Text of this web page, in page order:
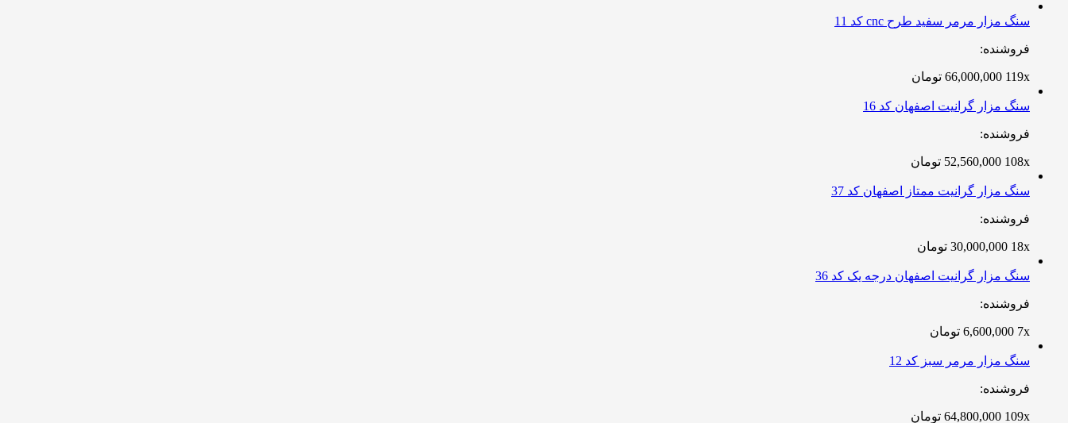
سنگ مزار مرمر سفید طرح cnc کد 11
فروشنده:
119x
66,000,000 تومان
سنگ مزار گرانیت اصفهان کد 16
فروشنده:
108x
52,560,000 تومان
سنگ مزار گرانیت ممتاز اصفهان کد 37
فروشنده:
18x
30,000,000 تومان
سنگ مزار گرانیت اصفهان درجه یک کد 36
فروشنده:
7x
6,600,000 تومان
سنگ مزار مرمر سبز کد 12
فروشنده:
109x
64,800,000 تومان